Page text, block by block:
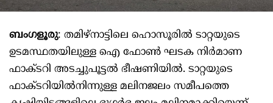
ബംഗളൂരു: തമിഴ്നാട്ടിലെ ഹൊസൂരില്‍ ടാറ്റയുടെ
ഉടമസ്ഥതയിലുള്ള ഐ ഫോണ്‍ ഘടക നിര്‍മാണ
ഫാക്ടറി അടച്ചുപൂട്ടല്‍ ഭീഷണിയില്‍. ടാറ്റയുടെ
ഫാക്ടറിയില്‍നിന്നുള്ള മലിനജലം സമീപത്തെ